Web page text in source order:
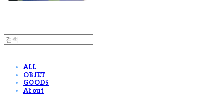
ALL
OBJET
GOODS
About